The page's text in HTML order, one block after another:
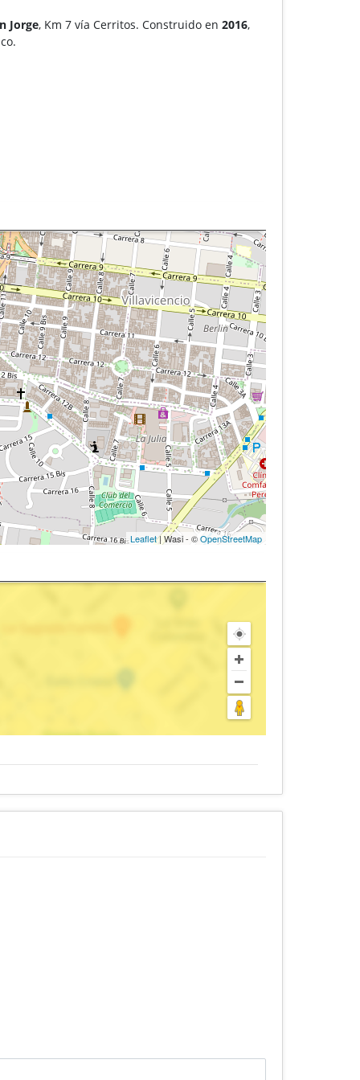
Jorge, Km 7 vía Cerritos. Construido en2016,
Leaflet| Wasi - ©OpenStreetMap